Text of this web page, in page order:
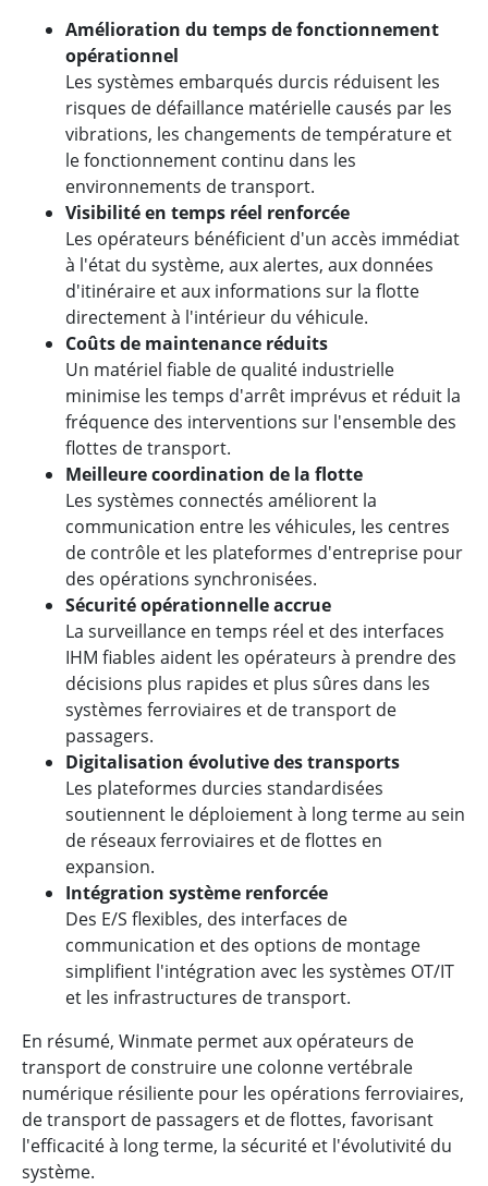
Amélioration du temps de fonctionnement
opérationnel
Les systèmes embarqués durcis réduisent les
risques de défaillance matérielle causés par les
vibrations, les changements de température et
le fonctionnement continu dans les
environnements de transport.
Visibilité en temps réel renforcée
Les opérateurs bénéficient d'un accès immédiat
à l'état du système, aux alertes, aux données
d'itinéraire et aux informations sur la flotte
directement à l'intérieur du véhicule.
Coûts de maintenance réduits
Un matériel fiable de qualité industrielle
minimise les temps d'arrêt imprévus et réduit la
fréquence des interventions sur l'ensemble des
flottes de transport.
Meilleure coordination de la flotte
Les systèmes connectés améliorent la
communication entre les véhicules, les centres
de contrôle et les plateformes d'entreprise pour
des opérations synchronisées.
Sécurité opérationnelle accrue
La surveillance en temps réel et des interfaces
IHM fiables aident les opérateurs à prendre des
décisions plus rapides et plus sûres dans les
systèmes ferroviaires et de transport de
passagers.
Digitalisation évolutive des transports
Les plateformes durcies standardisées
soutiennent le déploiement à long terme au sein
de réseaux ferroviaires et de flottes en
expansion.
Intégration système renforcée
Des E/S flexibles, des interfaces de
communication et des options de montage
simplifient l'intégration avec les systèmes OT/IT
et les infrastructures de transport.
En résumé, Winmate permet aux opérateurs de
transport de construire une colonne vertébrale
numérique résiliente pour les opérations ferroviaires,
de transport de passagers et de flottes, favorisant
l'efficacité à long terme, la sécurité et l'évolutivité du
système.